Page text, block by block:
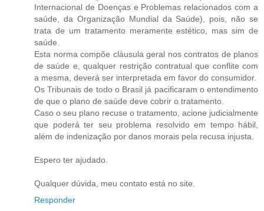
Internacional de Doenças e Problemas relacionados com a
saúde, da Organização Mundial da Saúde), pois, não se
trata de um tratamento meramente estético, mas sim de
saúde.
Esta norma compõe cláusula geral nos contratos de planos
de saúde e, qualquer restrição contratual que conflite com
a mesma, deverá ser interpretada em favor do consumidor.
Os Tribunais de todo o Brasil já pacificaram o entendimento
de que o plano de saúde deve cobrir o tratamento.
Caso o seu plano recuse o tratamento, acione judicialmente
que poderá ter seu problema resolvido em tempo hábil,
além de indenização por danos morais pela recusa injusta.
Espero ter ajudado.
Qualquer dúvida, meu contato está no site.
Responder